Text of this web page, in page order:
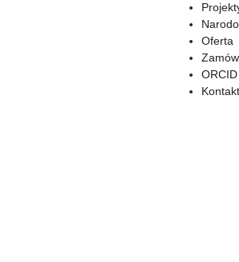
Oferta
ORCID